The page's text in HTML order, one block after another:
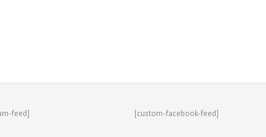
feed] [custom-facebook-feed]